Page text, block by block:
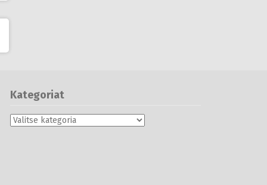
Kategoriat
Kategoriat